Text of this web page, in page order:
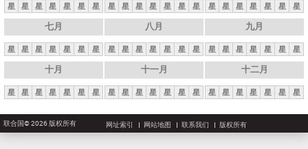
星 星 星 星 星 星 星 星 星 星 星 星 星 星 星 星 星 星 星 星 星
七月
星 星 星 星 星 星 星
八月
星 星 星 星 星 星 星
九月
星 星 星 星 星 星 星
十月
星 星 星 星 星 星 星
十一月
星 星 星 星 星 星 星
十二月
星 星 星 星 星 星 星
联合国© 2026 版权所有 网址索引 网站地图 联系我们 版权所有